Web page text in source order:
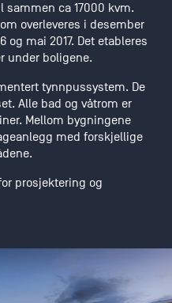
sammen ca 17000 kvm.
overleveres i desember
og mai 2017. Det etableres
under boligene.
tynnpussystem. De
Alle bad og våtrom er
Mellom bygningene
med forskjellige
prosjektering og